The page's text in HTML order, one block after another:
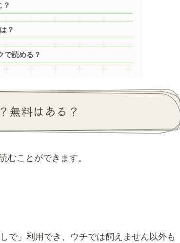
？
？
で読める？
無料はある？
むことができます。
で」利用でき、ウチでは飼えません以外も